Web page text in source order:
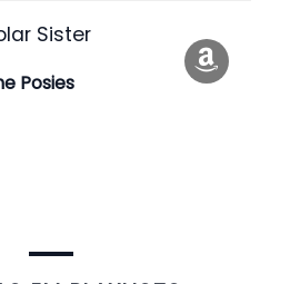
Sister
Posies